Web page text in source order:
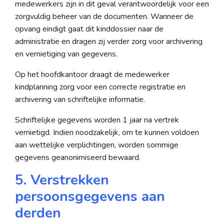
medewerkers zijn in dit geval verantwoordelijk voor een
zorgvuldig beheer van de documenten. Wanneer de
opvang eindigt gaat dit kinddossier naar de
administratie en dragen zij verder zorg voor archivering
en vernietiging van gegevens.
Op het hoofdkantoor draagt de medewerker
kindplanning zorg voor een correcte registratie en
archivering van schriftelijke informatie.
Schriftelijke gegevens worden 1 jaar na vertrek
vernietigd. Indien noodzakelijk, om te kunnen voldoen
aan wettelijke verplichtingen, worden sommige
gegevens geanonimiseerd bewaard.
5. Verstrekken
persoonsgegevens aan
derden